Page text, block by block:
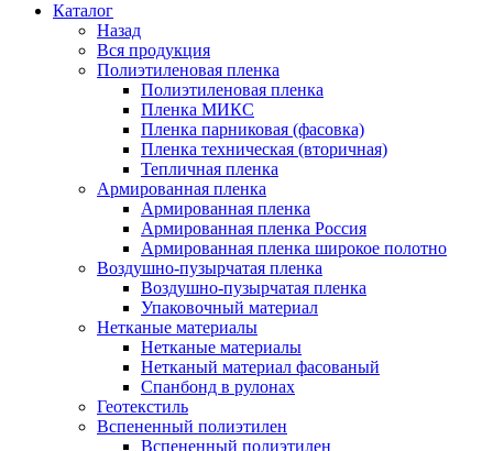
Каталог
Назад
Вся продукция
Полиэтиленовая пленка
Полиэтиленовая пленка
Пленка МИКС
Пленка парниковая (фасовка)
Пленка техническая (вторичная)
Тепличная пленка
Армированная пленка
Армированная пленка
Армированная пленка Россия
Армированная пленка широкое полотно
Воздушно-пузырчатая пленка
Воздушно-пузырчатая пленка
Упаковочный материал
Нетканые материалы
Нетканые материалы
Нетканый материал фасованый
Спанбонд в рулонах
Геотекстиль
Вспененный полиэтилен
Вспененный полиэтилен